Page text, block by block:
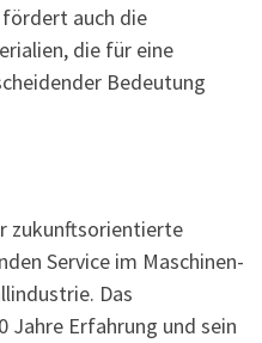
auch die
die für eine
Bedeutung
zukunftsorientierte
Service im Maschinen-
Das
Jahre Erfahrung und sein